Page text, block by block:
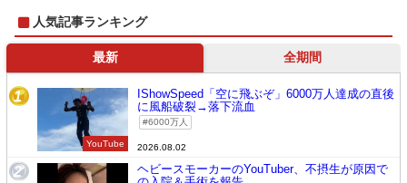
人気記事ランキング
最新 全期間
1
YouTube
IShowSpeed「空に飛ぶぞ」6000万人達成の直後
に風船破裂→落下流血
6000万人
2026.08.02
2
ヘビースモーカーのYouTuber、不摂生が原因で